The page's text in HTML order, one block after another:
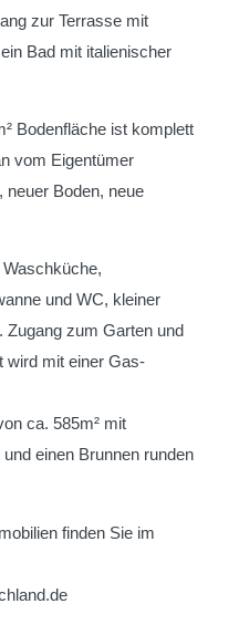
zur Terrasse mit
Bad mit italienischer
Bodenfläche ist komplett
vom Eigentümer
neuer Boden, neue
und WC, kleiner
Zugang zum Garten und
wird mit einer Gas-
ca. 585m² mit
einen Brunnen runden
finden Sie im